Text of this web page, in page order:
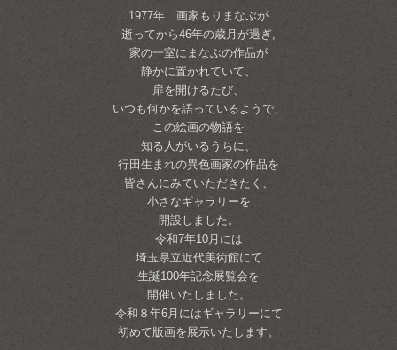
1977年 画家もりまなぶが
逝ってから46年の歳月が過ぎ,
家の一室にまなぶの作品が
静かに置かれていて、
扉を開けるたび、
いつも何かを語っているようで、
この絵画の物語を
知る人がいるうちに、
行田生まれの異色画家の作品を
皆さんにみていただきたく、
小さなギャラリーを
開設しました。
令和7年10月には
埼玉県立近代美術館にて
生誕100年記念展覧会を
開催いたしました。
令和８年6月にはギャラリーにて
初めて版画を展示いたします。